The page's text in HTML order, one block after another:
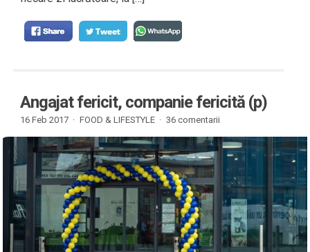
Angajat fericit, companie fericită (p)
16 Feb 2017 · FOOD & LIFESTYLE · 36 comentarii